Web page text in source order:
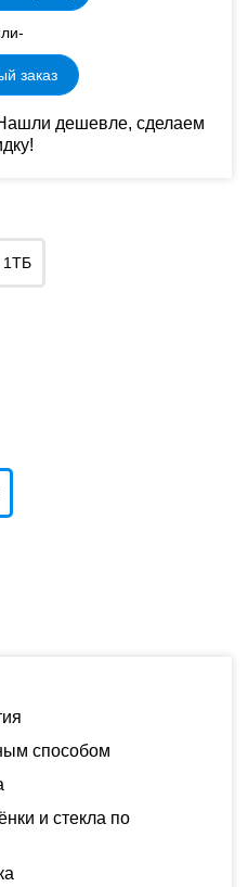
заказ
дешевле, сделаем
1ТБ
способом
и стекла по